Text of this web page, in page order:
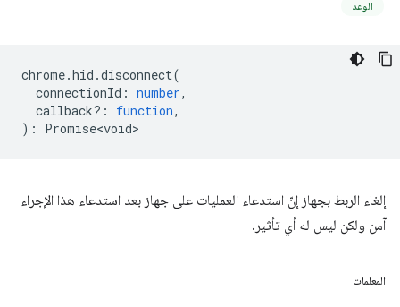
الوعد
chrome.hid .disconnect(
connectionId : number,
callback? : function,
) : Promise<void>
إلغاء الربط بجهاز إنّ استدعاء العمليات على جهاز بعد استدعاء هذا الإجراء
آمن ولكن ليس له أي تأثير.
المعلمات